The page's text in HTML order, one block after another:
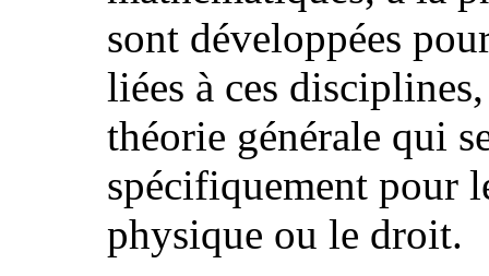
sont développées
liées à ces
théorie générale qui
spécifiquement pour
physique ou le droit.